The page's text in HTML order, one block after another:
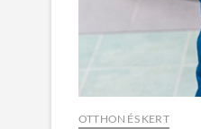
OTTHON ÉS KERT